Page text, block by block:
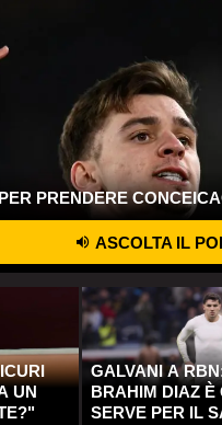
PRENDERE
ASCOLTA IL
UN
GALVANI A
BRAHIM DIAZ È
SERVE PER IL